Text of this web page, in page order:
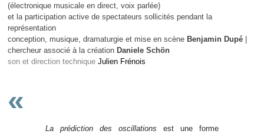
(électronique musicale en direct, voix parlée)
et la participation active de spectateurs sollicités pendant la
représentation
conception, musique, dramaturgie et mise en scène Benjamin Dupé
chercheur associé à la création Daniele Schön
son et direction technique Julien Frénois
«
La prédiction des oscillations est une forme